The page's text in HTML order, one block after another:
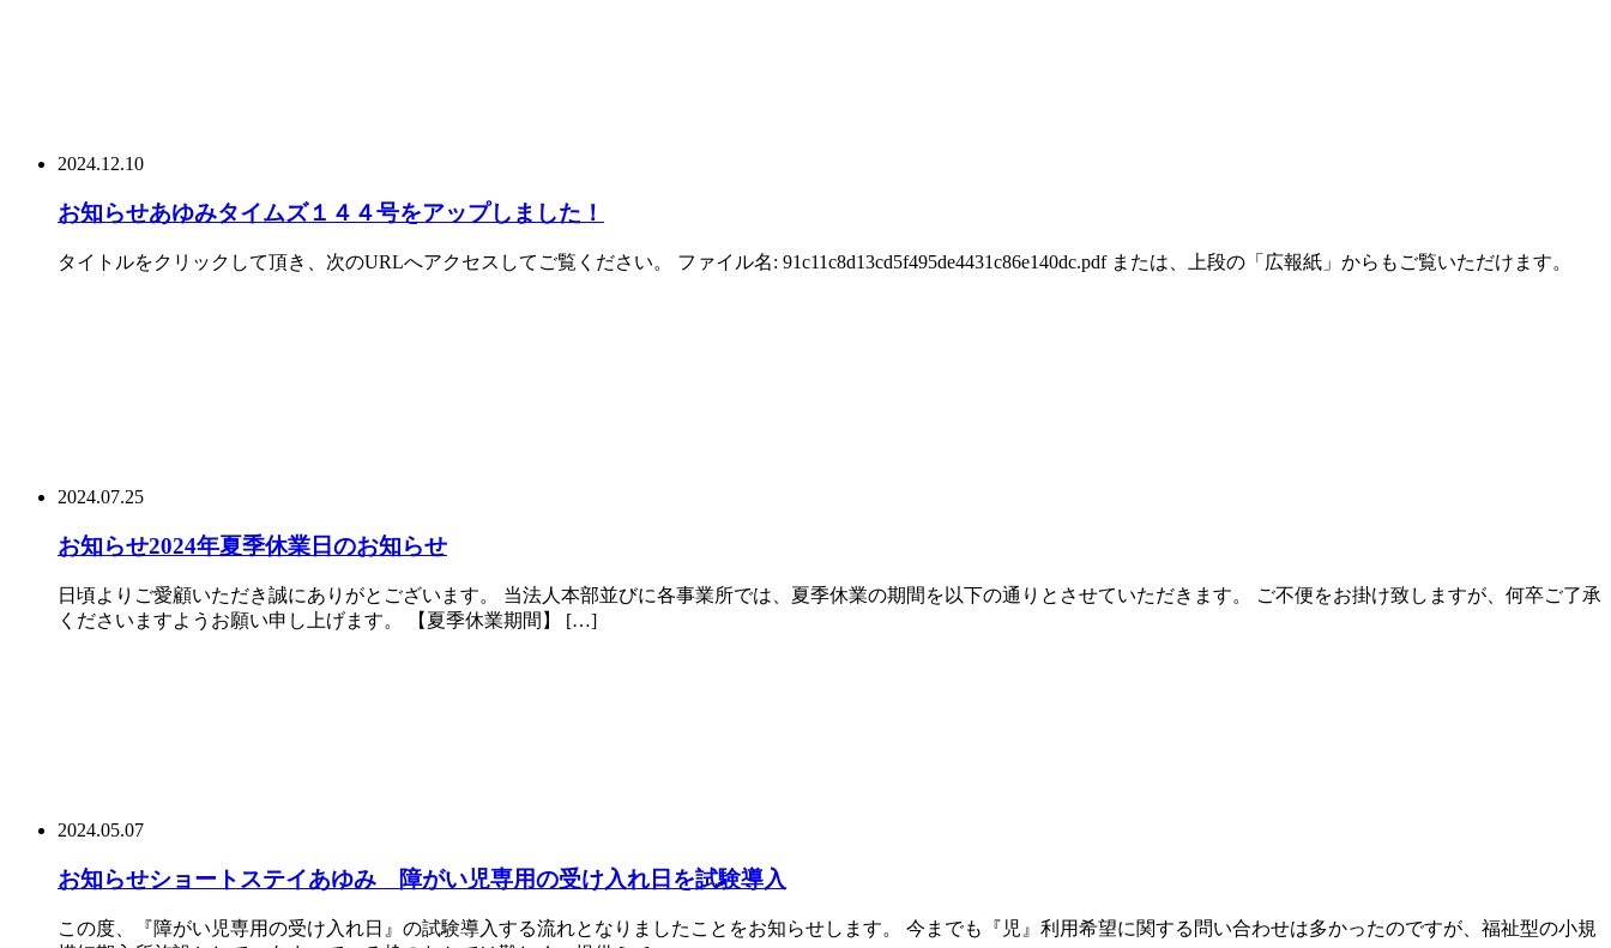
2024.12.10
お知らせあゆみタイムズ１４４号をアップしました！
タイトルをクリックして頂き、次のURLへアクセスしてご覧ください。 ファイル名: 91c11c8d13cd5f495de4431c86e140dc.pdf または、上段の「広報紙」からもご覧いただけます。
2024.07.25
お知らせ2024年夏季休業日のお知らせ
日頃よりご愛顧いただき誠にありがとございます。 当法人本部並びに各事業所では、夏季休業の期間を以下の通りとさせていただきます。 ご不便をお掛け致しますが、何卒ご了承
くださいますようお願い申し上げます。 【夏季休業期間】 […]
2024.05.07
お知らせショートステイあゆみ 障がい児専用の受け入れ日を試験導入
この度、『障がい児専用の受け入れ日』の試験導入する流れとなりましたことをお知らせします。 今までも『児』利用希望に関する問い合わせは多かったのですが、福祉型の小規